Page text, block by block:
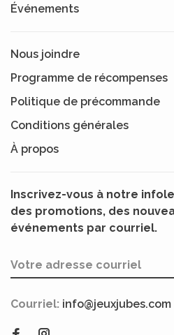
Événements
Nous joindre
Programme de récompenses
Politique de précommande
Conditions générales
À propos
Inscrivez-vous à notre
des promotions, des
événements par courriel.
Courriel: info@jeuxjubes.com